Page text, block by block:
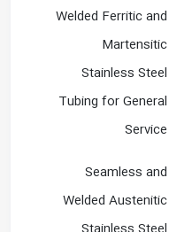
Welded Ferritic and
Martensitic
Stainless Steel
Tubing for General
Service
Seamless and
Welded Austenitic